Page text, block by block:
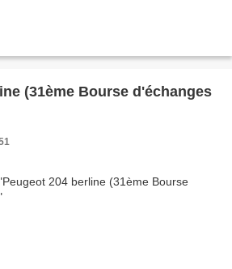
(31ème Bourse d'échanges